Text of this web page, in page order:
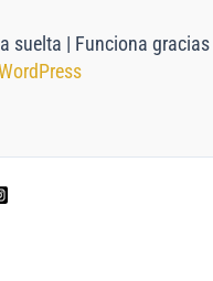
suelta | Funciona gracias